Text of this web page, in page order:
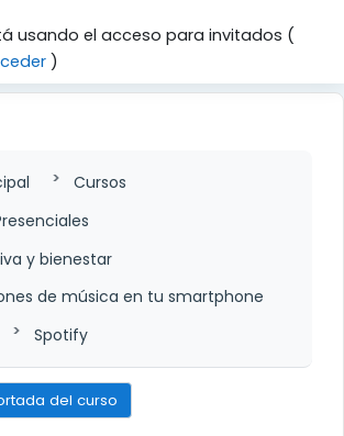
usando el acceso para invitados (
)
Cursos
y bienestar
de música en tu smartphone
Spotify
del curso